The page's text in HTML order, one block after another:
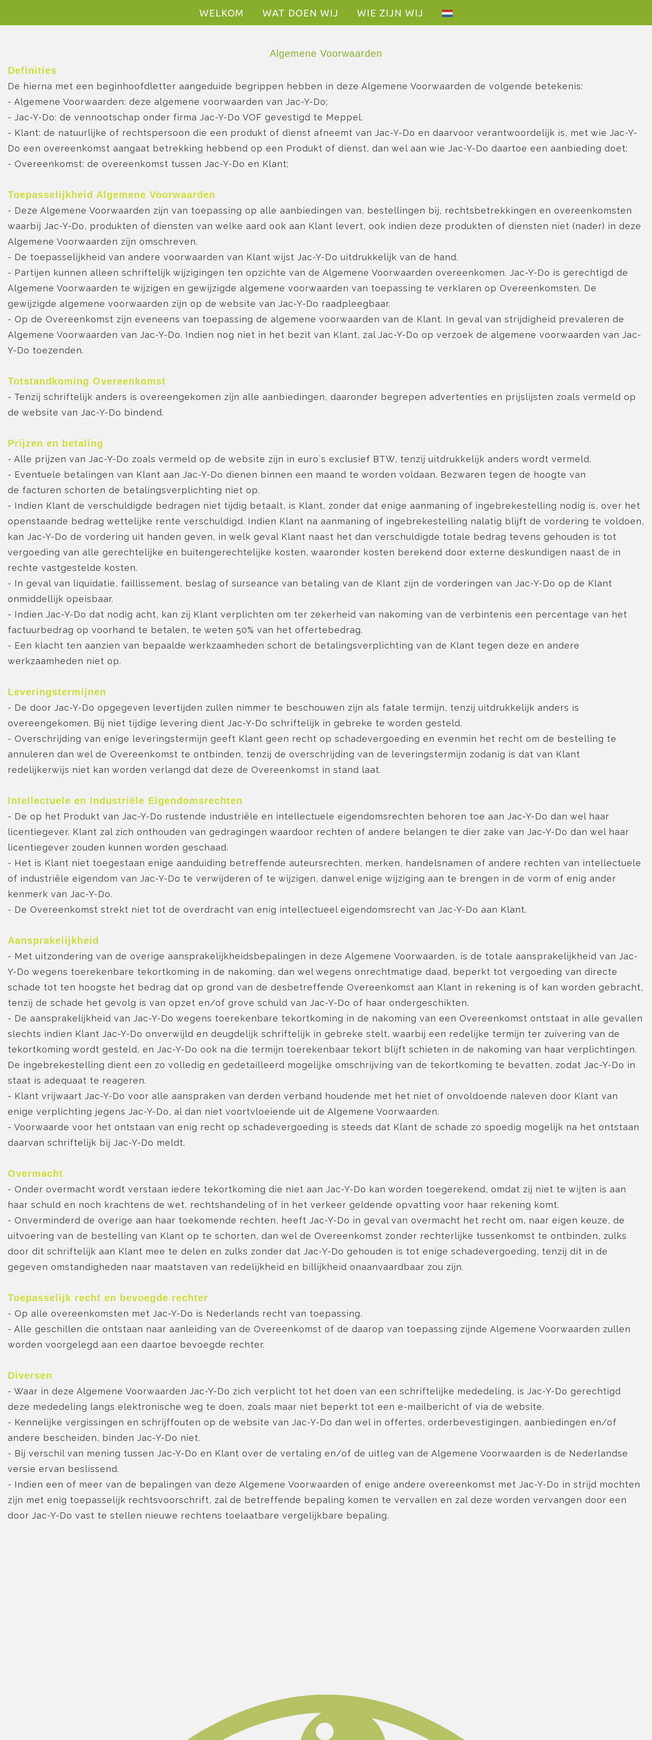
WELKOM WAT DOEN WIJ WIE ZIJN WIJ
Algemene Voorwaarden
Definities
De hierna met een beginhoofdletter aangeduide begrippen hebben in deze Algemene Voorwaarden de volgende betekenis:
- Algemene Voorwaarden: deze algemene voorwaarden van Jac-Y-Do;
- Jac-Y-Do: de vennootschap onder firma Jac-Y-Do VOF gevestigd te Meppel.
- Klant: de natuurlijke of rechtspersoon die een produkt of dienst afneemt van Jac-Y-Do en daarvoor verantwoordelijk is, met wie Jac-Y-
Do een overeenkomst aangaat betrekking hebbend op een Produkt of dienst, dan wel aan wie Jac-Y-Do daartoe een aanbieding doet;
- Overeenkomst: de overeenkomst tussen Jac-Y-Do en Klant;
Toepasselijkheid Algemene Voorwaarden
- Deze Algemene Voorwaarden zijn van toepassing op alle aanbiedingen van, bestellingen bij, rechtsbetrekkingen en overeenkomsten
waarbij Jac-Y-Do, produkten of diensten van welke aard ook aan Klant levert, ook indien deze produkten of diensten niet (nader) in deze
Algemene Voorwaarden zijn omschreven.
- De toepasselijkheid van andere voorwaarden van Klant wijst Jac-Y-Do uitdrukkelijk van de hand.
- Partijen kunnen alleen schriftelijk wijzigingen ten opzichte van de Algemene Voorwaarden overeenkomen. Jac-Y-Do is gerechtigd de
Algemene Voorwaarden te wijzigen en gewijzigde algemene voorwaarden van toepassing te verklaren op Overeenkomsten. De
gewijzigde algemene voorwaarden zijn op de website van Jac-Y-Do raadpleegbaar.
- Op de Overeenkomst zijn eveneens van toepassing de algemene voorwaarden van de Klant. In geval van strijdigheid prevaleren de
Algemene Voorwaarden van Jac-Y-Do. Indien nog niet in het bezit van Klant, zal Jac-Y-Do op verzoek de algemene voorwaarden van Jac-
Y-Do toezenden.
Totstandkoming Overeenkomst
- Tenzij schriftelijk anders is overeengekomen zijn alle aanbiedingen, daaronder begrepen advertenties en prijslijsten zoals vermeld op
de website van Jac-Y-Do bindend.
Prijzen en betaling
- Alle prijzen van Jac-Y-Do zoals vermeld op de website zijn in euro`s exclusief BTW, tenzij uitdrukkelijk anders wordt vermeld.
- Eventuele betalingen van Klant aan Jac-Y-Do dienen binnen een maand te worden voldaan. Bezwaren tegen de hoogte van
de facturen schorten de betalingsverplichting niet op.
- Indien Klant de verschuldigde bedragen niet tijdig betaalt, is Klant, zonder dat enige aanmaning of ingebrekestelling nodig is, over het
openstaande bedrag wettelijke rente verschuldigd. Indien Klant na aanmaning of ingebrekestelling nalatig blijft de vordering te voldoen,
kan Jac-Y-Do de vordering uit handen geven, in welk geval Klant naast het dan verschuldigde totale bedrag tevens gehouden is tot
vergoeding van alle gerechtelijke en buitengerechtelijke kosten, waaronder kosten berekend door externe deskundigen naast de in
rechte vastgestelde kosten.
- In geval van liquidatie, faillissement, beslag of surseance van betaling van de Klant zijn de vorderingen van Jac-Y-Do op de Klant
onmiddellijk opeisbaar.
- Indien Jac-Y-Do dat nodig acht, kan zij Klant verplichten om ter zekerheid van nakoming van de verbintenis een percentage van het
factuurbedrag op voorhand te betalen, te weten 50% van het offertebedrag.
- Een klacht ten aanzien van bepaalde werkzaamheden schort de betalingsverplichting van de Klant tegen deze en andere
werkzaamheden niet op.
Leveringstermijnen
- De door Jac-Y-Do opgegeven levertijden zullen nimmer te beschouwen zijn als fatale termijn, tenzij uitdrukkelijk anders is
overeengekomen. Bij niet tijdige levering dient Jac-Y-Do schriftelijk in gebreke te worden gesteld.
- Overschrijding van enige leveringstermijn geeft Klant geen recht op schadevergoeding en evenmin het recht om de bestelling te
annuleren dan wel de Overeenkomst te ontbinden, tenzij de overschrijding van de leveringstermijn zodanig is dat van Klant
redelijkerwijs niet kan worden verlangd dat deze de Overeenkomst in stand laat.
Intellectuele en Industriële Eigendomsrechten
- De op het Produkt van Jac-Y-Do rustende industriële en intellectuele eigendomsrechten behoren toe aan Jac-Y-Do dan wel haar
licentiegever. Klant zal zich onthouden van gedragingen waardoor rechten of andere belangen te dier zake van Jac-Y-Do dan wel haar
licentiegever zouden kunnen worden geschaad.
- Het is Klant niet toegestaan enige aanduiding betreffende auteursrechten, merken, handelsnamen of andere rechten van intellectuele
of industriële eigendom van Jac-Y-Do te verwijderen of te wijzigen, danwel enige wijziging aan te brengen in de vorm of enig ander
kenmerk van Jac-Y-Do.
- De Overeenkomst strekt niet tot de overdracht van enig intellectueel eigendomsrecht van Jac-Y-Do aan Klant.
Aansprakelijkheid
- Met uitzondering van de overige aansprakelijkheidsbepalingen in deze Algemene Voorwaarden, is de totale aansprakelijkheid van Jac-
Y-Do wegens toerekenbare tekortkoming in de nakoming, dan wel wegens onrechtmatige daad, beperkt tot vergoeding van directe
schade tot ten hoogste het bedrag dat op grond van de desbetreffende Overeenkomst aan Klant in rekening is of kan worden gebracht,
tenzij de schade het gevolg is van opzet en/of grove schuld van Jac-Y-Do of haar ondergeschikten.
- De aansprakelijkheid van Jac-Y-Do wegens toerekenbare tekortkoming in de nakoming van een Overeenkomst ontstaat in alle gevallen
slechts indien Klant Jac-Y-Do onverwijld en deugdelijk schriftelijk in gebreke stelt, waarbij een redelijke termijn ter zuivering van de
tekortkoming wordt gesteld, en Jac-Y-Do ook na die termijn toerekenbaar tekort blijft schieten in de nakoming van haar verplichtingen.
De ingebrekestelling dient een zo volledig en gedetailleerd mogelijke omschrijving van de tekortkoming te bevatten, zodat Jac-Y-Do in
staat is adequaat te reageren.
- Klant vrijwaart Jac-Y-Do voor alle aanspraken van derden verband houdende met het niet of onvoldoende naleven door Klant van
enige verplichting jegens Jac-Y-Do, al dan niet voortvloeiende uit de Algemene Voorwaarden.
- Voorwaarde voor het ontstaan van enig recht op schadevergoeding is steeds dat Klant de schade zo spoedig mogelijk na het ontstaan
daarvan schriftelijk bij Jac-Y-Do meldt.
Overmacht
- Onder overmacht wordt verstaan iedere tekortkoming die niet aan Jac-Y-Do kan worden toegerekend, omdat zij niet te wijten is aan
haar schuld en noch krachtens de wet, rechtshandeling of in het verkeer geldende opvatting voor haar rekening komt.
- Onverminderd de overige aan haar toekomende rechten, heeft Jac-Y-Do in geval van overmacht het recht om, naar eigen keuze, de
uitvoering van de bestelling van Klant op te schorten, dan wel de Overeenkomst zonder rechterlijke tussenkomst te ontbinden, zulks
door dit schriftelijk aan Klant mee te delen en zulks zonder dat Jac-Y-Do gehouden is tot enige schadevergoeding, tenzij dit in de
gegeven omstandigheden naar maatstaven van redelijkheid en billijkheid onaanvaardbaar zou zijn.
Toepasselijk recht en bevoegde rechter
- Op alle overeenkomsten met Jac-Y-Do is Nederlands recht van toepassing.
- Alle geschillen die ontstaan naar aanleiding van de Overeenkomst of de daarop van toepassing zijnde Algemene Voorwaarden zullen
worden voorgelegd aan een daartoe bevoegde rechter.
Diversen
- Waar in deze Algemene Voorwaarden Jac-Y-Do zich verplicht tot het doen van een schriftelijke mededeling, is Jac-Y-Do gerechtigd
deze mededeling langs elektronische weg te doen, zoals maar niet beperkt tot een e-mailbericht of via de website.
- Kennelijke vergissingen en schrijffouten op de website van Jac-Y-Do dan wel in offertes, orderbevestigingen, aanbiedingen en/of
andere bescheiden, binden Jac-Y-Do niet.
- Bij verschil van mening tussen Jac-Y-Do en Klant over de vertaling en/of de uitleg van de Algemene Voorwaarden is de Nederlandse
versie ervan beslissend.
- Indien een of meer van de bepalingen van deze Algemene Voorwaarden of enige andere overeenkomst met Jac-Y-Do in strijd mochten
zijn met enig toepasselijk rechtsvoorschrift, zal de betreffende bepaling komen te vervallen en zal deze worden vervangen door een
door Jac-Y-Do vast te stellen nieuwe rechtens toelaatbare vergelijkbare bepaling.